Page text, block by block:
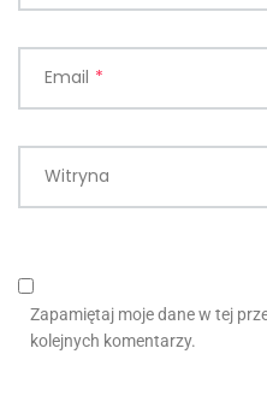
Email *
Witryna
Zapamiętaj moje dane w tej
kolejnych komentarzy.